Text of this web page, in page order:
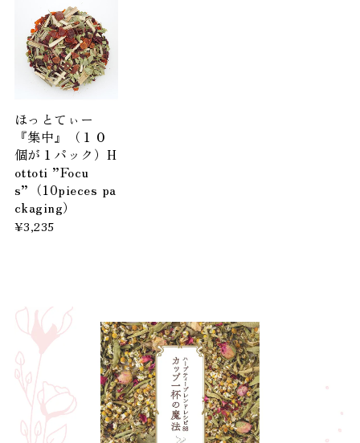
ほっとてぃー
『集中』（１０
個が１パック）H
ottoti ”Focu
s”（10pieces pa
ckaging）
¥3,235